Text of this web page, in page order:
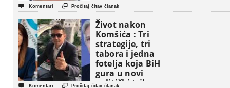
 Komentari  Pročitaj čitav članak
Život nakon
Komšića : Tri
strategije, tri
tabora i jedna
fotelja koja BiH
gura u novi
politički triler
 Komentari  Pročitaj čitav članak